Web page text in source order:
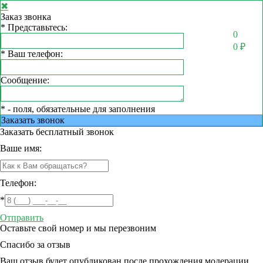
✖
Заказ звонка
* Представьтесь:
* Ваш телефон:
Сообщение:
* - поля, обязательные для заполнения
Заказать звонок
Заказать бесплатный звонок
Ваше имя:
Телефон:
*
Отправить
Оставьте свой номер и мы перезвоним
Спасибо за отзыв
Ваш отзыв будет опубликован после прохождения модерации
0
0 ₽